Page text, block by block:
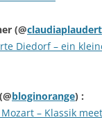
(@claudiaplaudert
Diedorf – ein
(@bloginorange) :
Mozart – Klassik